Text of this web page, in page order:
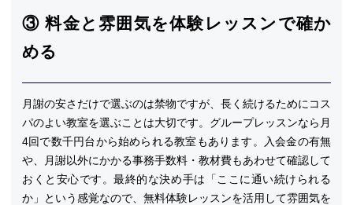
③ 料金と雰囲気を体験レッスンで確か
める
月謝の安さだけで選ぶのは禁物ですが、長く続けるためにコス
パのよい教室を選ぶことは大切です。グループレッスンなら月
4回で数千円台から始められる教室もあります。入会金の有無
や、月謝以外にかかる事務手数料・教材費もあわせて確認して
おくと安心です。最終的な決め手は「ここに通い続けられる
か」という感覚なので、無料体験レッスンを活用して雰囲気を